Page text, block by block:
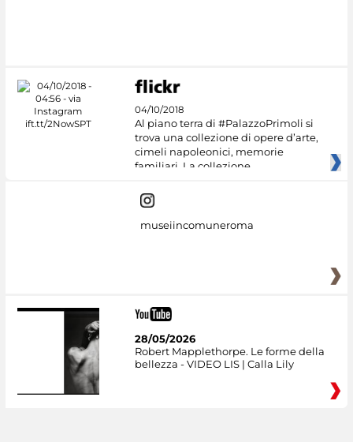
04/10/2018
Al piano terra di #PalazzoPrimoli si
trova una collezione di opere d’arte,
cimeli napoleonici, memorie
familiari. La collezione
museiincomuneroma
28/05/2026
Robert Mapplethorpe. Le forme della
bellezza - VIDEO LIS | Calla Lily